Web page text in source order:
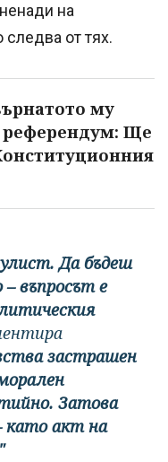
на
от тях.
му
референдум: Ще
Да бъдеш
въпросът е
застрашен
Затова
като акт на